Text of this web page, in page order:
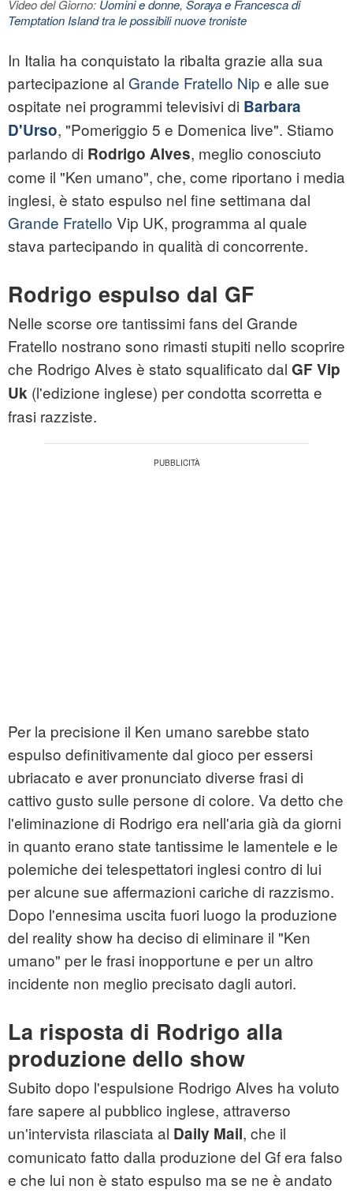
Video del Giorno: Uomini e donne, Soraya e Francesca di
Temptation Island tra le possibili nuove troniste
In Italia ha conquistato la ribalta grazie alla sua
partecipazione al Grande Fratello Nip e alle sue
ospitate nei programmi televisivi di Barbara
D'Urso, "Pomeriggio 5 e Domenica live". Stiamo
parlando di Rodrigo Alves, meglio conosciuto
come il "Ken umano", che, come riportano i media
inglesi, è stato espulso nel fine settimana dal
Grande Fratello Vip UK, programma al quale
stava partecipando in qualità di concorrente.
Rodrigo espulso dal GF
Nelle scorse ore tantissimi fans del Grande
Fratello nostrano sono rimasti stupiti nello scoprire
che Rodrigo Alves è stato squalificato dal GF Vip
Uk (l'edizione inglese) per condotta scorretta e
frasi razziste.
Per la precisione il Ken umano sarebbe stato
espulso definitivamente dal gioco per essersi
ubriacato e aver pronunciato diverse frasi di
cattivo gusto sulle persone di colore. Va detto che
l'eliminazione di Rodrigo era nell'aria già da giorni
in quanto erano state tantissime le lamentele e le
polemiche dei telespettatori inglesi contro di lui
per alcune sue affermazioni cariche di razzismo.
Dopo l'ennesima uscita fuori luogo la produzione
del reality show ha deciso di eliminare il "Ken
umano" per le frasi inopportune e per un altro
incidente non meglio precisato dagli autori.
La risposta di Rodrigo alla
produzione dello show
Subito dopo l'espulsione Rodrigo Alves ha voluto
fare sapere al pubblico inglese, attraverso
un'intervista rilasciata al Daily Mail, che il
comunicato fatto dalla produzione del Gf era falso
e che lui non è stato espulso ma se ne è andato